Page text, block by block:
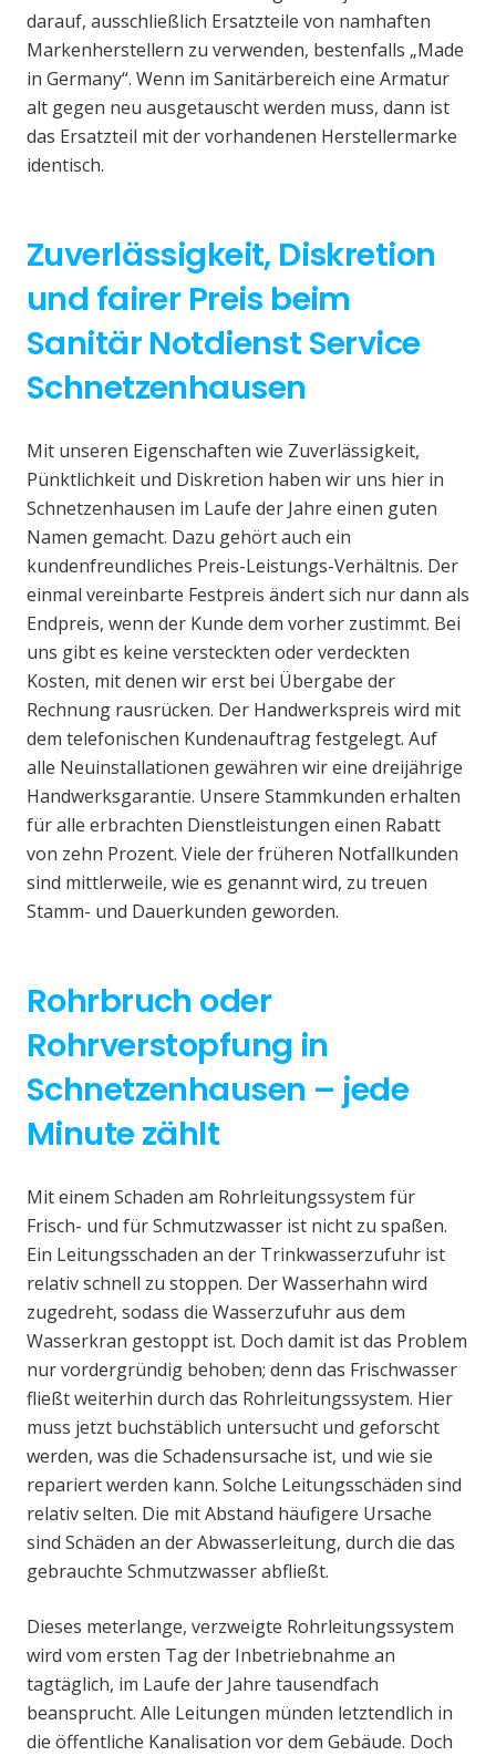
darauf, ausschließlich Ersatzteile von namhaften
Markenherstellern zu verwenden, bestenfalls „Made
in Germany“. Wenn im Sanitärbereich eine Armatur
alt gegen neu ausgetauscht werden muss, dann ist
das Ersatzteil mit der vorhandenen Herstellermarke
identisch.
Zuverlässigkeit, Diskretion
und fairer Preis beim
Sanitär Notdienst Service
Schnetzenhausen
Mit unseren Eigenschaften wie Zuverlässigkeit,
Pünktlichkeit und Diskretion haben wir uns hier in
Schnetzenhausen im Laufe der Jahre einen guten
Namen gemacht. Dazu gehört auch ein
kundenfreundliches Preis-Leistungs-Verhältnis. Der
einmal vereinbarte Festpreis ändert sich nur dann als
Endpreis, wenn der Kunde dem vorher zustimmt. Bei
uns gibt es keine versteckten oder verdeckten
Kosten, mit denen wir erst bei Übergabe der
Rechnung rausrücken. Der Handwerkspreis wird mit
dem telefonischen Kundenauftrag festgelegt. Auf
alle Neuinstallationen gewähren wir eine dreijährige
Handwerksgarantie. Unsere Stammkunden erhalten
für alle erbrachten Dienstleistungen einen Rabatt
von zehn Prozent. Viele der früheren Notfallkunden
sind mittlerweile, wie es genannt wird, zu treuen
Stamm- und Dauerkunden geworden.
Rohrbruch oder
Rohrverstopfung in
Schnetzenhausen – jede
Minute zählt
Mit einem Schaden am Rohrleitungssystem für
Frisch- und für Schmutzwasser ist nicht zu spaßen.
Ein Leitungsschaden an der Trinkwasserzufuhr ist
relativ schnell zu stoppen. Der Wasserhahn wird
zugedreht, sodass die Wasserzufuhr aus dem
Wasserkran gestoppt ist. Doch damit ist das Problem
nur vordergründig behoben; denn das Frischwasser
fließt weiterhin durch das Rohrleitungssystem. Hier
muss jetzt buchstäblich untersucht und geforscht
werden, was die Schadensursache ist, und wie sie
repariert werden kann. Solche Leitungsschäden sind
relativ selten. Die mit Abstand häufigere Ursache
sind Schäden an der Abwasserleitung, durch die das
gebrauchte Schmutzwasser abfließt.
Dieses meterlange, verzweigte Rohrleitungssystem
wird vom ersten Tag der Inbetriebnahme an
tagtäglich, im Laufe der Jahre tausendfach
beansprucht. Alle Leitungen münden letztendlich in
die öffentliche Kanalisation vor dem Gebäude. Doch